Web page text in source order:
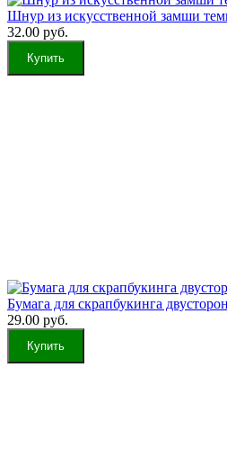
Шнур из искусственной замши
32.00 руб.
Бумага для скрапбукинга
29.00 руб.